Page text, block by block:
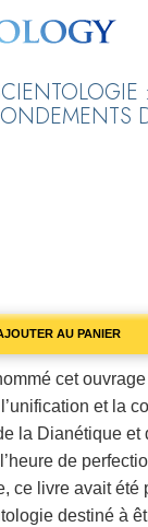
AU PANIER
cet
et la
la Dianétique et
de
ce livre avait été
destiné à